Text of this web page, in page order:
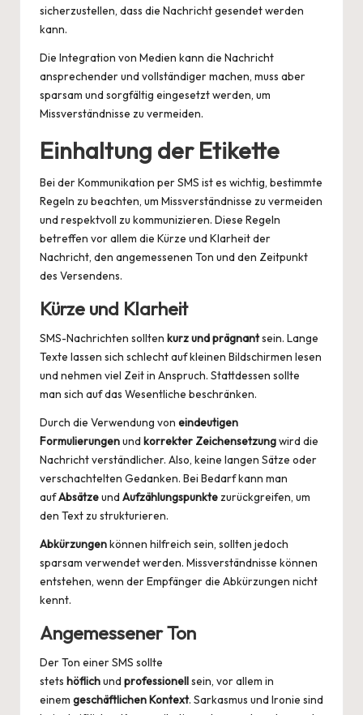
sicherzustellen, dass die Nachricht gesendet werden
kann.
Die Integration von Medien kann die Nachricht
ansprechender und vollständiger machen, muss aber
sparsam und sorgfältig eingesetzt werden, um
Missverständnisse zu vermeiden.
Einhaltung der Etikette
Bei der Kommunikation per SMS ist es wichtig, bestimmte
Regeln zu beachten, um Missverständnisse zu vermeiden
und respektvoll zu kommunizieren. Diese Regeln
betreffen vor allem die Kürze und Klarheit der
Nachricht, den angemessenen Ton und den Zeitpunkt
des Versendens.
Kürze und Klarheit
SMS-Nachrichten sollten kurz und prägnantsein. Lange
Texte lassen sich schlecht auf kleinen Bildschirmen lesen
und nehmen viel Zeit in Anspruch. Stattdessen sollte
man sich auf das Wesentliche beschränken.
Durch die Verwendung von eindeutigen
Formulierungenund korrekter Zeichensetzungwird die
Nachricht verständlicher. Also, keine langen Sätze oder
verschachtelten Gedanken. Bei Bedarf kann man
aufAbsätzeund Aufzählungspunktezurückgreifen, um
den Text zu strukturieren.
Abkürzungenkönnen hilfreich sein, sollten jedoch
sparsam verwendet werden. Missverständnisse können
entstehen, wenn der Empfänger die Abkürzungen nicht
kennt.
Angemessener Ton
Der Ton einer SMS sollte
stets höflichund professionellsein, vor allem in
einem geschäftlichen Kontext. Sarkasmus und Ironie sind